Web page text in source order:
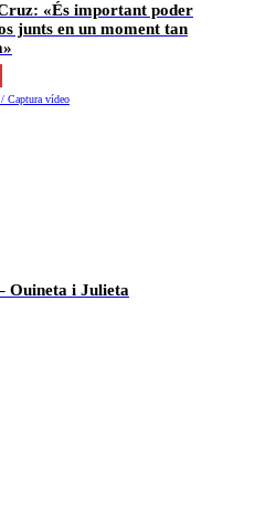
«És important poder
junts en un moment tan
Ouineta i Julieta